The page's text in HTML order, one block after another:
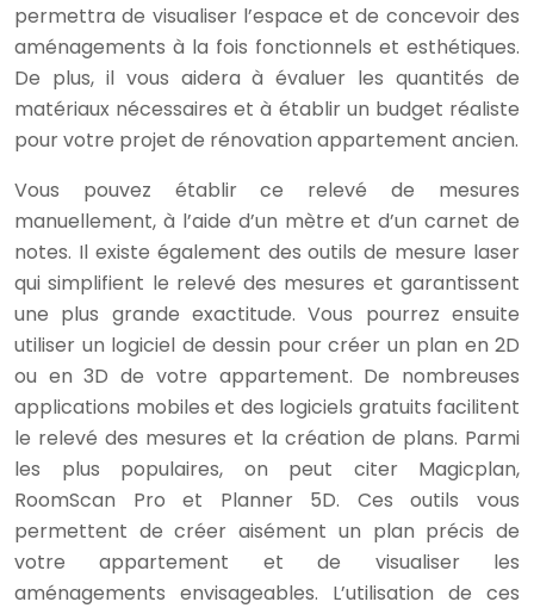
permettra de visualiser l’espace et de concevoir des
aménagements à la fois fonctionnels et esthétiques.
De plus, il vous aidera à évaluer les quantités de
matériaux nécessaires et à établir un budget réaliste
pour votre projet de rénovation appartement ancien.
Vous pouvez établir ce relevé de mesures
manuellement, à l’aide d’un mètre et d’un carnet de
notes. Il existe également des outils de mesure laser
qui simplifient le relevé des mesures et garantissent
une plus grande exactitude. Vous pourrez ensuite
utiliser un logiciel de dessin pour créer un plan en 2D
ou en 3D de votre appartement. De nombreuses
applications mobiles et des logiciels gratuits facilitent
le relevé des mesures et la création de plans. Parmi
les plus populaires, on peut citer Magicplan,
RoomScan Pro et Planner 5D. Ces outils vous
permettent de créer aisément un plan précis de
votre appartement et de visualiser les
aménagements envisageables. L’utilisation de ces